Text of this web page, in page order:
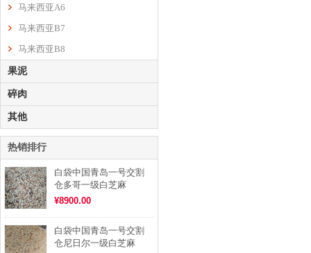
马来西亚A6
马来西亚B7
马来西亚B8
果泥
碎肉
其他
热销排行
白袋中国青岛一号交割
仓多哥一级白芝麻
¥8900.00
白袋中国青岛一号交割
仓尼日尔一级白芝麻